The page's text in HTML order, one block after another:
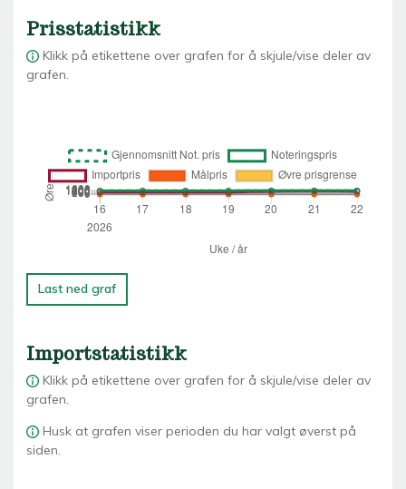
Prisstatistikk
Klikk på etikettene over grafen for å skjule/vise deler av
grafen.
Last ned graf
Importstatistikk
Klikk på etikettene over grafen for å skjule/vise deler av
grafen.
Husk at grafen viser perioden du har valgt øverst på
siden.